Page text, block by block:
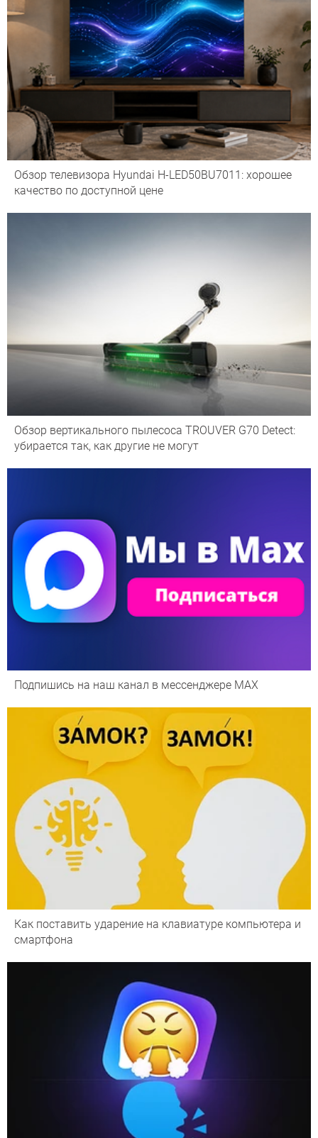
Обзор телевизора Hyundai H-LED50BU7011: хорошее
качество по доступной цене
Обзор вертикального пылесоса TROUVER G70 Detect:
убирается так, как другие не могут
Подпишись на наш канал в мессенджере МАХ
Как поставить ударение на клавиатуре компьютера и
смартфона